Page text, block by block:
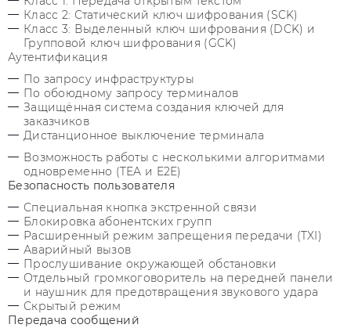
Класс 2: Статический ключ шифрования (SCK)
Класс 3: Выделенный ключ шифрования (DCK) и
Групповой ключ шифрования (GCK)
Аутентификация
По запросу инфраструктуры
По обоюдному запросу терминалов
Защищённая система создания ключей для
заказчиков
Дистанционное выключение терминала
Возможность работы с несколькими алгоритмами
одновременно (TEA и E2E)
Безопасность пользователя
Специальная кнопка экстренной связи
Блокировка абонентских групп
Расширенный режим запрещения передачи (TXI)
Аварийный вызов
Прослушивание окружающей обстановки
Отдельный громкоговоритель на передней панели
и наушник для предотвращения звукового удара
Скрытый режим
Передача сообщений